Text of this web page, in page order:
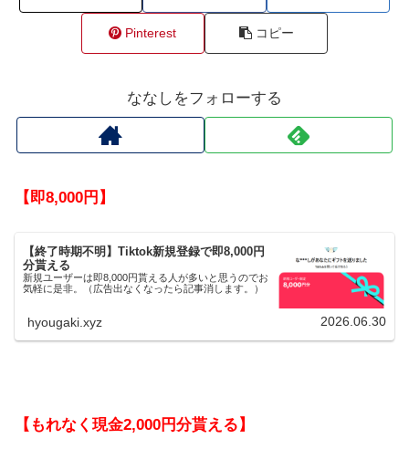
Pinterest コピー
ななしをフォローする
【即8,000円】
【終了時期不明】Tiktok新規登録で即8,000円
分貰える
新規ユーザーは即8,000円貰える人が多いと思うのでお
気軽に是非。（広告出なくなったら記事消します。）
hyougaki.xyz 2026.06.30
【もれなく現金2,000円分貰える】